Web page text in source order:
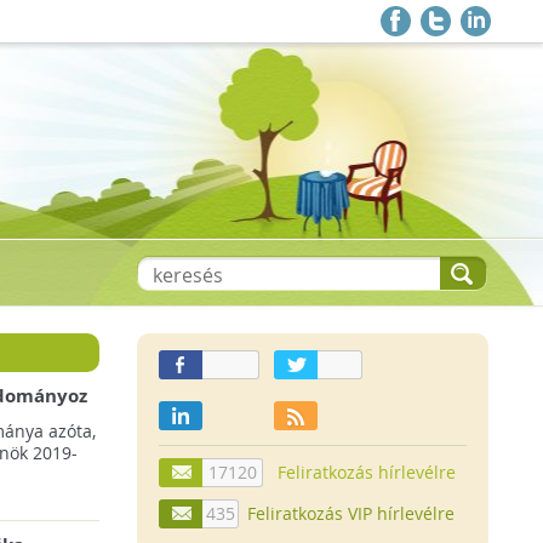
azóta,
2019-
17120
Feliratkozás hírlevélre
435
Feliratkozás VIP hírlevélre